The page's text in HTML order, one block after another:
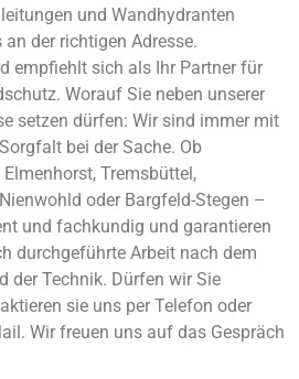
und Wandhydranten
der richtigen Adresse.
empfiehlt sich als Ihr Partner für
Worauf Sie neben unserer
setzen dürfen: Wir sind immer mit
bei der Sache. Ob
Tremsbüttel,
oder Bargfeld-Stegen –
und fachkundig und garantieren
durchgeführte Arbeit nach dem
der Technik. Dürfen wir Sie
sie uns per Telefon oder
Wir freuen uns auf das Gespräch